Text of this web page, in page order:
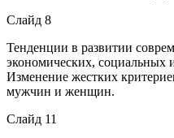
Слайд 8
Тенденции в развитии
экономических, социальных
Изменение жестких
мужчин и женщин.
Слайд 11